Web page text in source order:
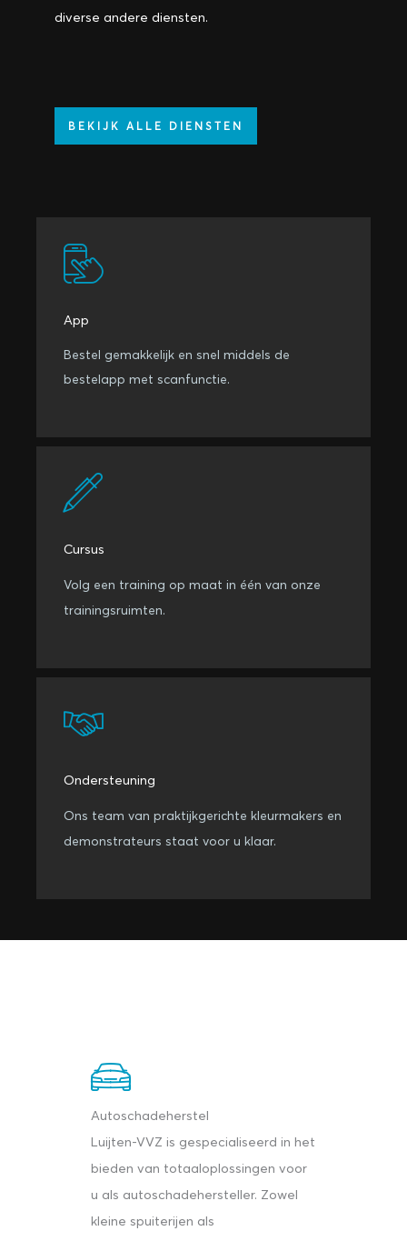
diverse andere diensten.
BEKIJK ALLE DIENSTEN
App
Bestel gemakkelijk en snel middels de
bestelapp met scanfunctie.
Cursus
Volg een training op maat in één van onze
trainingsruimten.
Ondersteuning
Ons team van praktijkgerichte kleurmakers en
demonstrateurs staat voor u klaar.
Autoschadeherstel
Luijten-VVZ is gespecialiseerd in het
bieden van totaaloplossingen voor
u als autoschadehersteller. Zowel
kleine spuiterijen als